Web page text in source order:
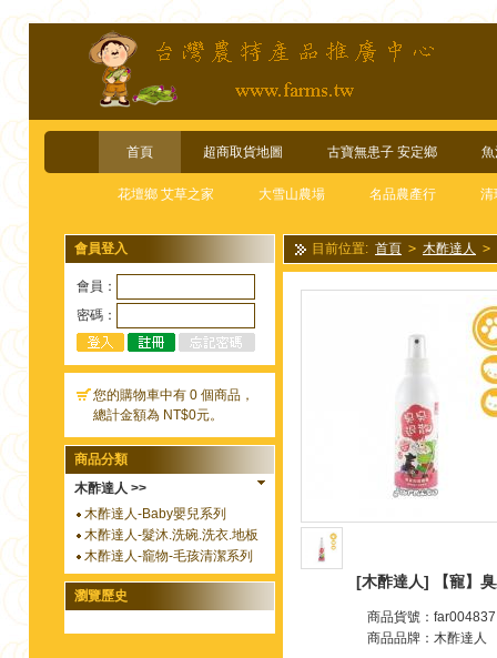
首頁 超商取貨地圖 古寶無患子 安定鄉
花壇鄉 艾草之家 大雪山農場 名品農產行 清
會員登入
會員：
密碼：
您的購物車中有 0 個商品，
總計金額為 NT$0元。
商品分類
木酢達人 >>
木酢達人-Baby嬰兒系列
木酢達人-髮沐.洗碗.洗衣.地板
木酢達人-竉物-毛孩清潔系列
瀏覽歷史
目前位置: 首頁 > 木酢達人 >
六瓶送一瓶*
[木酢達人] 【寵】
商品貨號：far004837
商品品牌： 木酢達人